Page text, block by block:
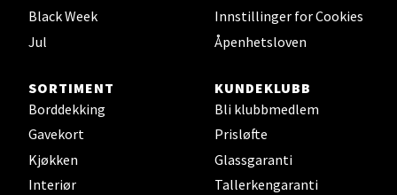
Black Week
Jul
Innstillinger for Cookies
Åpenhetsloven
SORTIMENT
Borddekking
Gavekort
Kjøkken
Interiør
KUNDEKLUBB
Bli klubbmedlem
Prisløfte
Glassgaranti
Tallerkengaranti
Stavanger og Sandnes - Kilden
Gartnerveien 16, 4016 Stavanger
Åpent i dag 10-20
Velg